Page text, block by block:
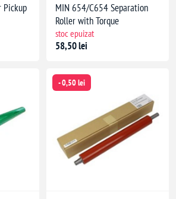
Pickup
MIN 654/C654 Separation
Roller with Torque
stoc epuizat
58,50 lei
- 0,50 lei